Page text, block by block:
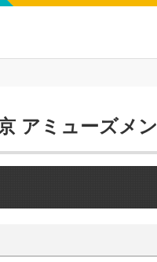
アミューズメ